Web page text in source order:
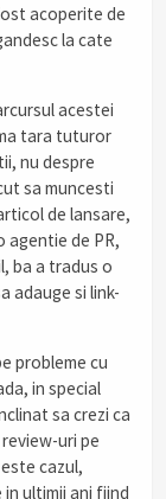
acoperite de
la cate
acestei
tara tuturor
nu despre
sa muncesti
de lansare,
agentie de PR,
ba a tradus o
adauge si link-
probleme cu
in special
sa crezi ca
uri pe
cazul,
ultimii ani fiind